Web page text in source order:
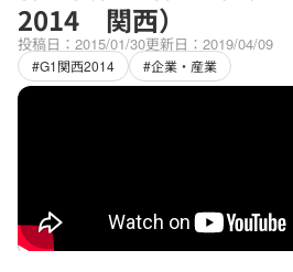
2014 関西）
投稿日：2015/01/30更新日：2019/04/09
#G1関西2014 #企業・産業